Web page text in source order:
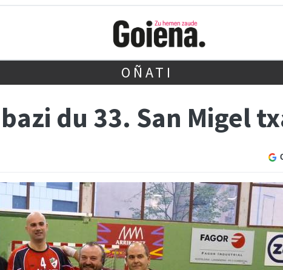
OÑATI
du 33. San Migel